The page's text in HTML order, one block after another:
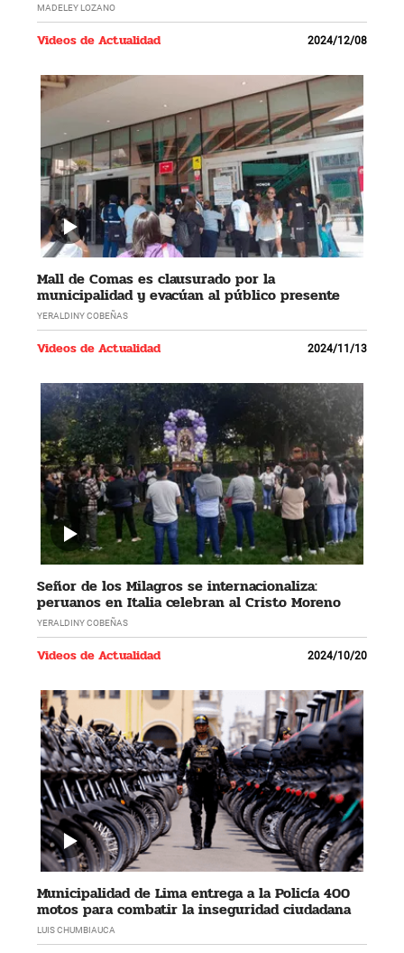
MADELEY LOZANO
Videos de Actualidad 2024/12/08
Mall de Comas es clausurado por la
municipalidad y evacúan al público presente
YERALDINY COBEÑAS
Videos de Actualidad 2024/11/13
Señor de los Milagros se internacionaliza:
peruanos en Italia celebran al Cristo Moreno
YERALDINY COBEÑAS
Videos de Actualidad 2024/10/20
Municipalidad de Lima entrega a la Policía 400
motos para combatir la inseguridad ciudadana
LUIS CHUMBIAUCA